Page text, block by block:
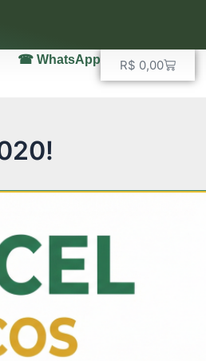
☎ WhatsApp R$ 0,00Carrinho